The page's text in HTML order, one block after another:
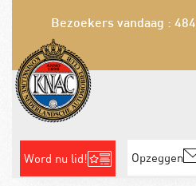
Bezoekers vandaag : 484
Word nu lid! Opzeggen